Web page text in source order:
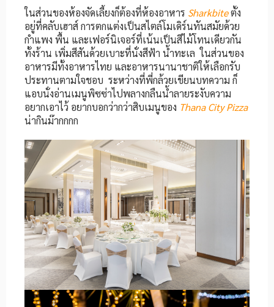
ในส่วนของห้องจัดเลี้ยงก็ต้องที่ห้องอาหาร Sharkbiteตั้ง
อยู่ที่คลับเฮาส์ การตกแต่งเป็นสไตล์โมเดิร์นทันสมัยด้วย
กำแพง พื้น และเฟอร์นิเจอร์ที่เน้นเป็นสีไม้โทนเดียวกัน
ทั้งร้าน เพิ่มสีสันด้วยเบาะที่นั่งสีฟ้า น้ำทะเล ในส่วนของ
อาหารมีทั้งอาหารไทย และอาหารนานาชาติให้เลือกรับ
ประทานตามใจชอบ ระหว่างที่พี่กล้วยเขียนบทความ ก็
แอบนั่งอ่านเมนูพิซซ่าไปพลางกลืนน้ำลายระงับความ
อยากเอาไว้ อยากบอกว่ากว่าสิบเมนูของ Thana City Pizza
น่ากินม๊ากกกก